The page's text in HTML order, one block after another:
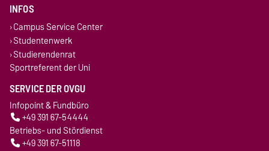
INFOS
Campus Service Center
Studentenwerk
Studierendenrat
Sportreferent der Uni
SERVICE DER OVGU
Infopoint & Fundbüro
+49 391 67-54444
Betriebs- und Stördienst
+49 391 67-51118